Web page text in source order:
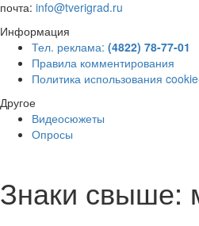
почта: info@tverigrad.ru
Информация
Тел. реклама: (4822) 78-77-01
Правила комментирования
Политика использования
Другое
Видеосюжеты
Опросы
Знаки свыше: